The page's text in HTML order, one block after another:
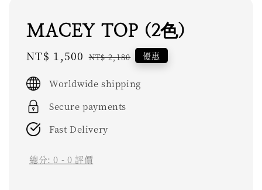
MACEY TOP (2色)
Sale
NT$ 1,500 Regular
NT$ 2,180 優惠
Worldwide shipping
Secure payments
Fast Delivery
總分:0 - 0 評價